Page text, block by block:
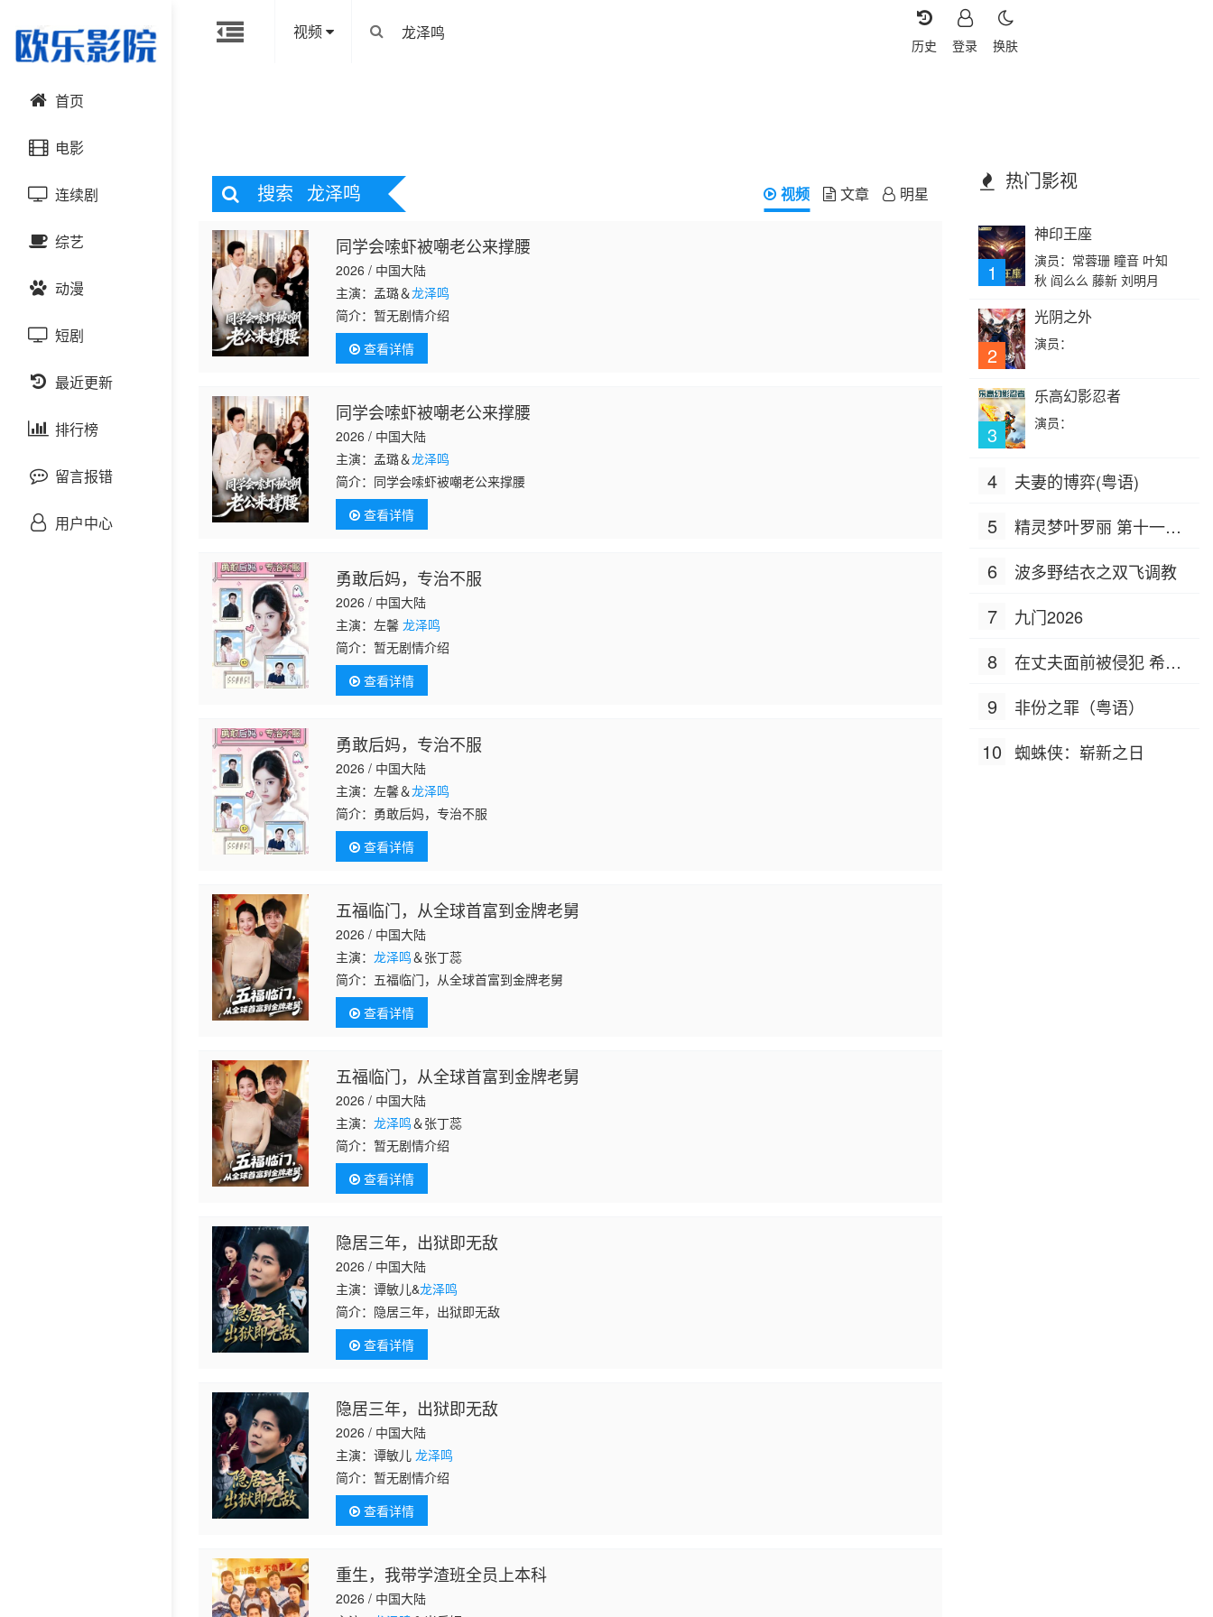
视频
换肤
登录
历史
首页
电影
动作片
喜剧片
爱情片
科幻片
恐怖片
剧情片
战争片
悬疑片
连续剧
国产剧
港台剧
日韩剧
欧美剧
泰国剧
综艺
大陆综艺
日韩综艺
港台综艺
欧美综艺
动漫
国产动漫
日韩动漫
欧美动漫
短剧
最近更新
排行榜
留言报错
用户中心
搜索 龙泽鸣 视频 文章 明星
同学会嗦虾被嘲老公来撑腰
2026 / 中国大陆
主演：孟璐＆龙泽鸣
简介：暂无剧情介绍
查看详情
同学会嗦虾被嘲老公来撑腰
2026 / 中国大陆
主演：孟璐＆龙泽鸣
简介： 同学会嗦虾被嘲老公来撑腰
查看详情
勇敢后妈，专治不服
2026 / 中国大陆
主演：左馨龙泽鸣
简介：暂无剧情介绍
查看详情
勇敢后妈，专治不服
2026 / 中国大陆
主演：左馨＆龙泽鸣
简介： 勇敢后妈，专治不服
查看详情
五福临门，从全球首富到金牌老舅
2026 / 中国大陆
主演：龙泽鸣＆张丁蕊
简介： 五福临门，从全球首富到金牌老舅
查看详情
五福临门，从全球首富到金牌老舅
2026 / 中国大陆
主演：龙泽鸣＆张丁蕊
简介：暂无剧情介绍
查看详情
隐居三年，出狱即无敌
2026 / 中国大陆
主演：谭敏儿&龙泽鸣
简介： 隐居三年，出狱即无敌
查看详情
隐居三年，出狱即无敌
2026 / 中国大陆
主演：谭敏儿龙泽鸣
简介：暂无剧情介绍
查看详情
重生，我带学渣班全员上本科
2026 / 中国大陆
热门影视
1
神印王座
演员：常蓉珊 瞳音 叶知
秋 阎么么 藤新 刘明月
2
光阴之外
演员：
3
乐高幻影忍者
演员：
4 夫妻的博弈(粤语)
5
精灵梦叶罗丽 第十一季
6 波多野结衣之双飞调教
7 九门2026
8
在丈夫面前被侵犯 希岛
9 非份之罪（粤语）
10 蜘蛛侠：崭新之日